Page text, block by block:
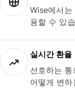
Wise에서
용할 수 있
실시간 환율
선호하는
어떻게 변